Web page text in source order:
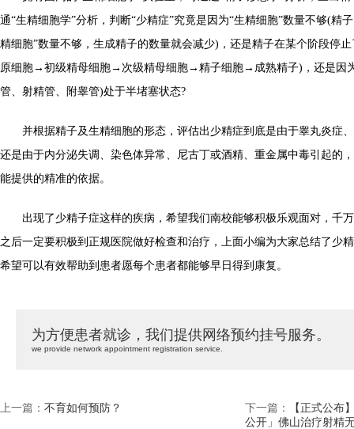
通“生精细胞学”分析，判断“少精症”究竟是因为“生精细胞”数量不够(精
精细胞”数量不够，生成精子的数量就会减少)，还是精子在某个阶段停
原细胞→初级精母细胞→次级精母细胞→精子细胞→成熟精子)，还是因
管、射精管、附睾管)处于半堵塞状态?
并根据精子及生精细胞的形态，评估出少精症到底是由于睾丸炎症
还是由于内分泌失调、染色体异常、尼古丁或酒精、重金属中毒引起的
能提供的精准的依据。
出现了少精子症这样的疾病，希望我们南校能够积极乐观面对，千
之后一定要积极到正规医院做好检查和治疗，上面小编为大家总结了少
希望可以有效帮助到患者愿每个患者都能够早日得到康复。
为方便患者就诊，我们提供网络预约挂号服务。
we provide network appointment registration service.
上一篇： 不育如何预防？ 下一篇：
【正式公布
公开」佛山治疗射精